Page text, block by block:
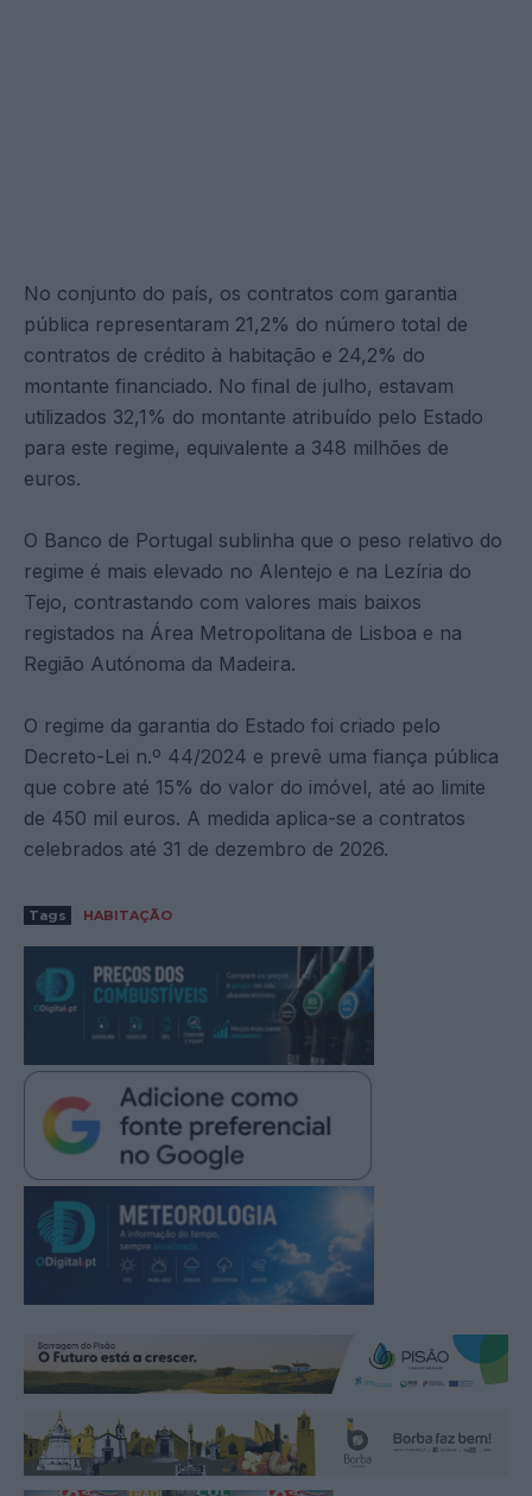
No conjunto do país, os contratos com garantia
pública representaram 21,2% do número total de
contratos de crédito à habitação e 24,2% do
montante financiado. No final de julho, estavam
utilizados 32,1% do montante atribuído pelo Estado
para este regime, equivalente a 348 milhões de
euros.
O Banco de Portugal sublinha que o peso relativo do
regime é mais elevado no Alentejo e na Lezíria do
Tejo, contrastando com valores mais baixos
registados na Área Metropolitana de Lisboa e na
Região Autónoma da Madeira.
O regime da garantia do Estado foi criado pelo
Decreto-Lei n.º 44/2024 e prevê uma fiança pública
que cobre até 15% do valor do imóvel, até ao limite
de 450 mil euros. A medida aplica-se a contratos
celebrados até 31 de dezembro de 2026.
Tags HABITAÇÃO